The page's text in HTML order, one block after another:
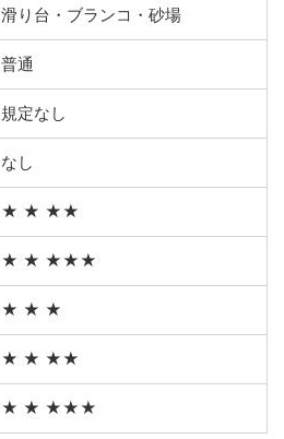
滑り台・ブランコ・砂場
普通
規定なし
なし
★ ★ ★★
★ ★ ★★★
★ ★ ★
★ ★ ★★
★ ★ ★★★